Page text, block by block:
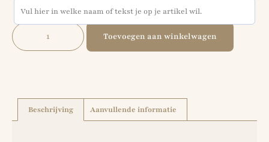
Toevoegen aan winkelwagen
Beschrijving Aanvullende informatie